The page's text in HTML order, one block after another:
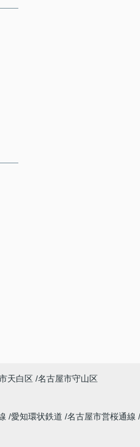
天白区 名古屋市守山区
愛知環状鉄道 名古屋市営桜通線